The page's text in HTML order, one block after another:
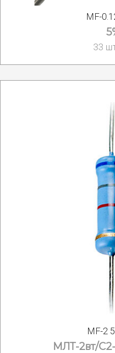
MF-
33
MF-2
МЛТ-2вт/